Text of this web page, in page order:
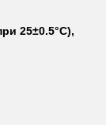
25±0.5°C),